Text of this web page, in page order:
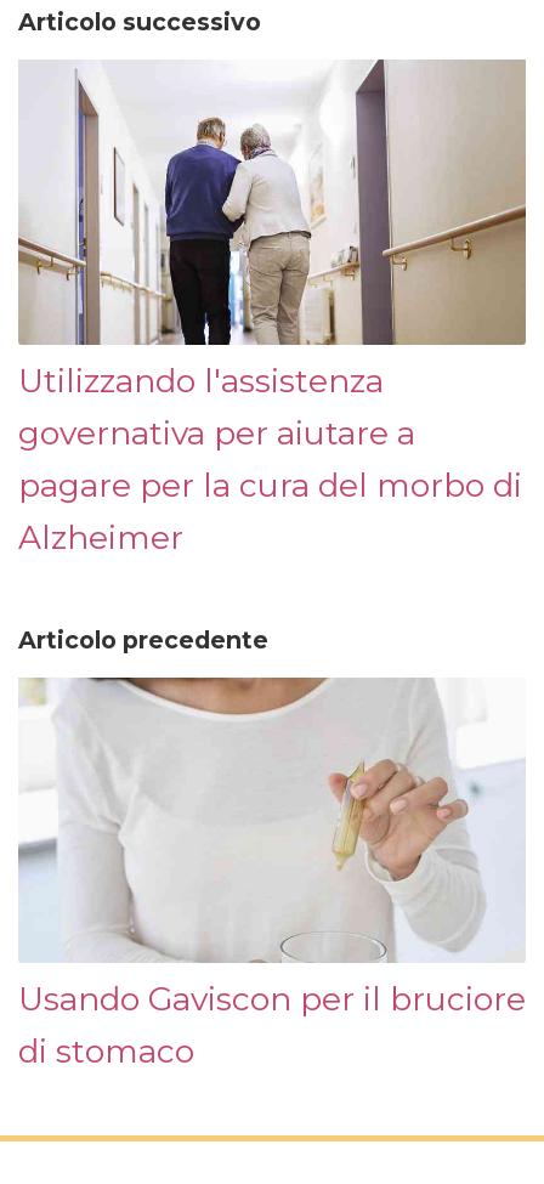
Articolo successivo
Utilizzando l'assistenza
governativa per aiutare a
pagare per la cura del morbo di
Alzheimer
Articolo precedente
Usando Gaviscon per il bruciore
di stomaco